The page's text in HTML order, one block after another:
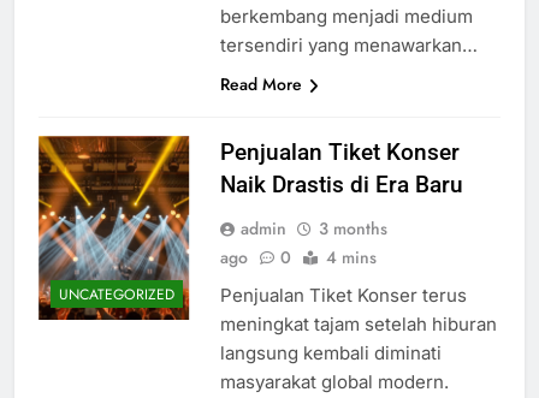
berkembang menjadi medium
tersendiri yang menawarkan…
Read More
UNCATEGORIZED
Penjualan Tiket Konser
Naik Drastis di Era Baru
admin
3 months
ago
0 4 mins
Penjualan Tiket Konser terus
meningkat tajam setelah hiburan
langsung kembali diminati
masyarakat global modern.